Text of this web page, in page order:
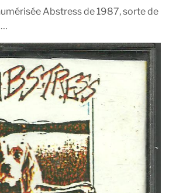
Abstress de 1987, sorte de